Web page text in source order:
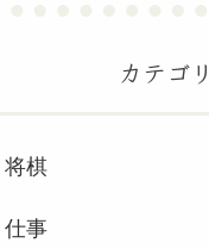
カテゴ
将棋
仕事